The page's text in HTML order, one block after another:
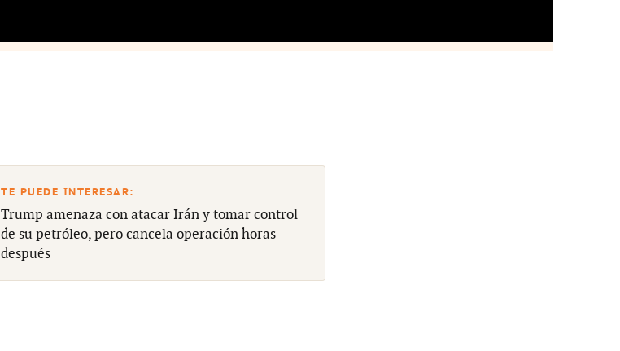
Trump amenaza con atacar Irán y tomar control
de su petróleo, pero cancela operación horas
después